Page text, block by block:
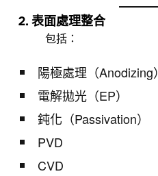
2. 表面處理整合
包括：
陽極處理（Anodizing）
電解拋光（EP）
鈍化（Passivation）
PVD
CVD